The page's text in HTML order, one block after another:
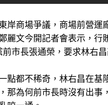
岸商場爭議，商場前營
麗文今開記者會表示，
市長張通榮，要求林右
點都不稀奇，林右昌在基
那為何前市長時沒有出事